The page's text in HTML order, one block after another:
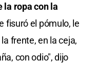
la ropa con la
fisuró el pómulo, le
frente, en la ceja,
con odio", dijo